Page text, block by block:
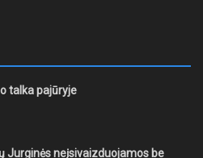
talka pajūryje
Jurginės neįsivaizduojamos be